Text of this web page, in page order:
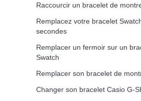
Raccourcir un bracelet de
Remplacez votre bracelet
secondes
Remplacer un fermoir sur un
Swatch
Remplacer son bracelet de
Changer son bracelet Casio G-